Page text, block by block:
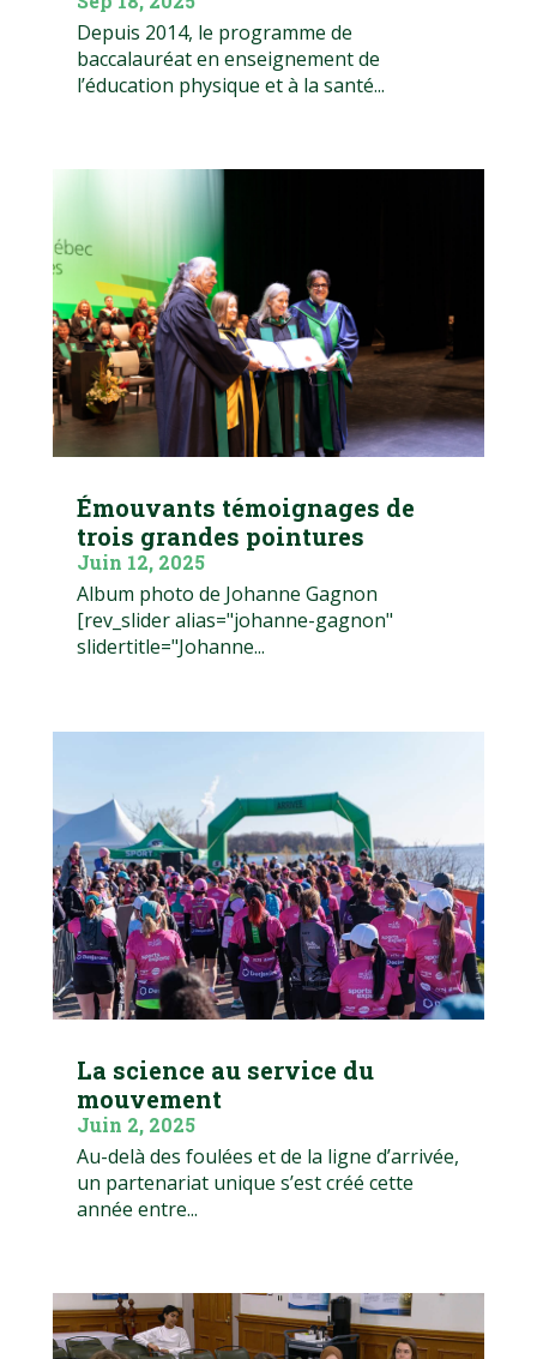
Depuis 2014, le programme de
baccalauréat en enseignement de
l’éducation physique et à la santé...
Émouvants témoignages de
trois grandes pointures
Juin 12, 2025
Album photo de Johanne Gagnon
[rev_slider alias="johanne-gagnon"
slidertitle="Johanne...
La science au service du
mouvement
Juin 2, 2025
Au-delà des foulées et de la ligne d’arrivée,
un partenariat unique s’est créé cette
année entre...